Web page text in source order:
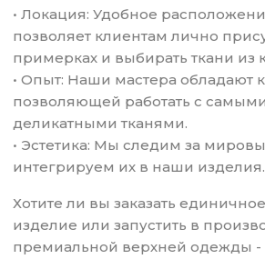
• Локация: Удобное
позволяет клиентам лично
примерках и выбирать ткани из
• Опыт: Наши мастера обладают
позволяющей работать с
деликатными тканями.
• Эстетика: Мы следим за
интегрируем их в наши изделия.
Хотите ли вы заказать
изделие или запустить в
премиальной верхней одежды -